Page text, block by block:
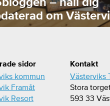
om
sidor
kommun
Framåt
Resort
Kontakt
Västerviks
Stora
593 33